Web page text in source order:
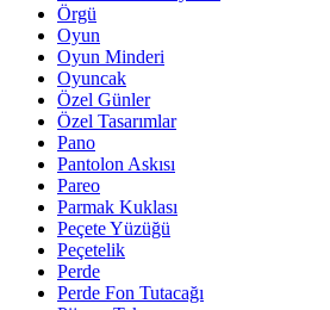
Örgü
Oyun
Oyun Minderi
Oyuncak
Özel Günler
Özel Tasarımlar
Pano
Pantolon Askısı
Pareo
Parmak Kuklası
Peçete Yüzüğü
Peçetelik
Perde
Perde Fon Tutacağı